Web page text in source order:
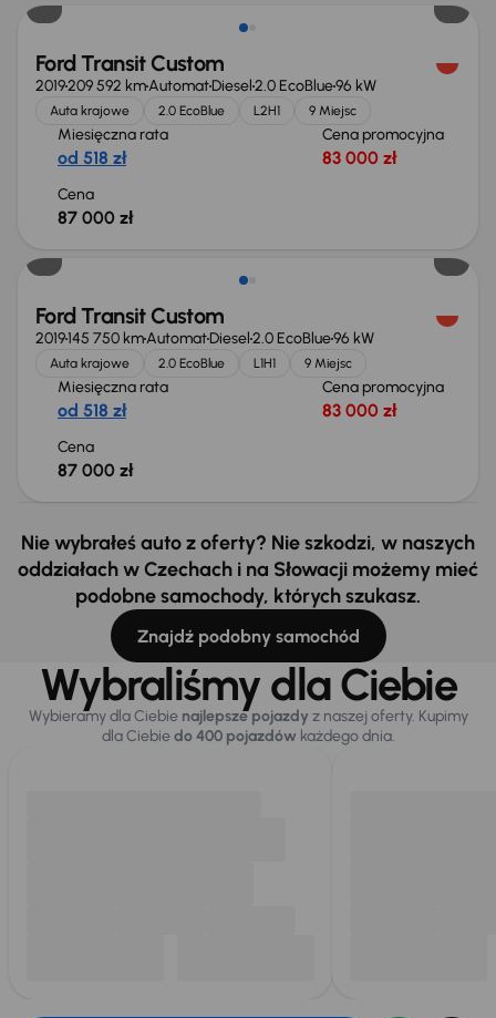
Ford Transit Custom
2019209 592 kmAutomatDiesel2.0 EcoBlue96 kW
Auta krajowe 2.0 EcoBlue L2H1 9 Miejsc
Miesięczna rata
od 518 zł
Cena promocyjna
83 000 zł
Cena
87 000 zł
Ford Transit Custom
2019145 750 kmAutomatDiesel2.0 EcoBlue96 kW
Auta krajowe 2.0 EcoBlue L1H1 9 Miejsc
Miesięczna rata
od 518 zł
Cena promocyjna
83 000 zł
Cena
87 000 zł
Nie wybrałeś auto z oferty? Nie szkodzi, w naszych
oddziałach w Czechach i na Słowacji możemy mieć
podobne samochody, których szukasz.
Znajdź podobny samochód
Wybraliśmy dla Ciebie
Wybieramy dla Ciebie najlepsze pojazdy z naszej oferty. Kupimy
dla Ciebiedo 400 pojazdówkażdego dnia.